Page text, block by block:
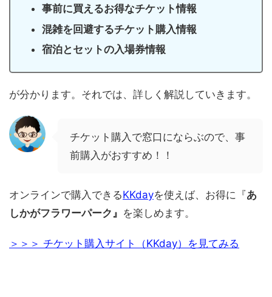
事前に買えるお得なチケット情報
混雑を回避するチケット購入情報
宿泊とセットの入場券情報
が分かります。それでは、詳しく解説していきます。
チケット購入で窓口にならぶので、事
前購入がおすすめ！！
オンラインで購入できるKKdayを使えば、お得に『あ
しかがフラワーパーク』 を楽しめます。
＞＞＞ チケット購入サイト（KKday）を見てみる